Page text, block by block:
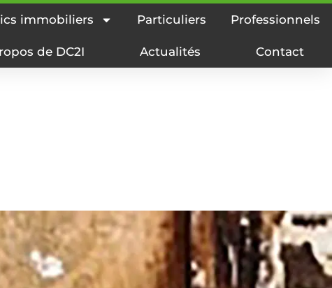
immobiliers Particuliers Professionnels
de DC2I Actualités Contact